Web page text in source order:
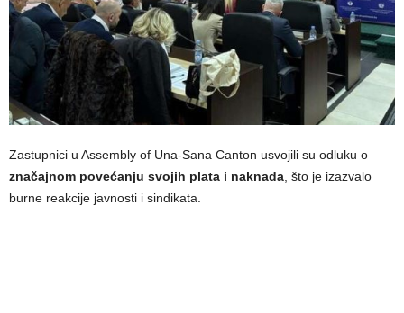
Zastupnici u Assembly of Una-Sana Canton usvojili su odluku o
značajnom povećanju svojih plata i naknada , što je izazvalo
burne reakcije javnosti i sindikata.